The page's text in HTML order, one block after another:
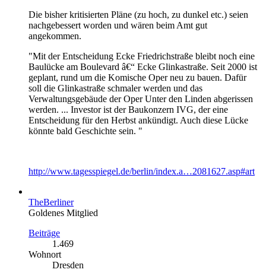
Die bisher kritisierten Pläne (zu hoch, zu dunkel etc.) seien
nachgebessert worden und wären beim Amt gut
angekommen.
"Mit der Entscheidung Ecke Friedrichstraße bleibt noch eine
Baulücke am Boulevard â€“ Ecke Glinkastraße. Seit 2000 ist
geplant, rund um die Komische Oper neu zu bauen. Dafür
soll die Glinkastraße schmaler werden und das
Verwaltungsgebäude der Oper Unter den Linden abgerissen
werden. ... Investor ist der Baukonzern IVG, der eine
Entscheidung für den Herbst ankündigt. Auch diese Lücke
könnte bald Geschichte sein. "
http://www.tagesspiegel.de/berlin/index.a…2081627.asp#art
TheBerliner
Goldenes Mitglied
Beiträge
1.469
Wohnort
Dresden